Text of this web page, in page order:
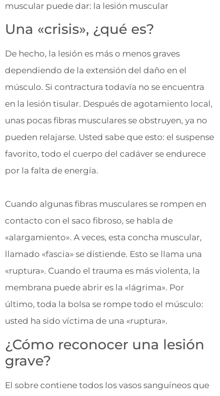
muscular puede dar: la lesión muscular
Una «crisis», ¿qué es?
De hecho, la lesión es más o menos graves
dependiendo de la extensión del daño en el
músculo. Si contractura todavía no se encuentra
en la lesión tisular. Después de agotamiento local,
unas pocas fibras musculares se obstruyen, ya no
pueden relajarse. Usted sabe que esto: el suspense
favorito, todo el cuerpo del cadáver se endurece
por la falta de energía.
Cuando algunas fibras musculares se rompen en
contacto con el saco fibroso, se habla de
«alargamiento». A veces, esta concha muscular,
llamado «fascia» se distiende. Esto se llama una
«ruptura». Cuando el trauma es más violenta, la
membrana puede abrir es la «lágrima». Por
último, toda la bolsa se rompe todo el músculo:
usted ha sido víctima de una «ruptura».
¿Cómo reconocer una lesión
grave?
El sobre contiene todos los vasos sanguíneos que